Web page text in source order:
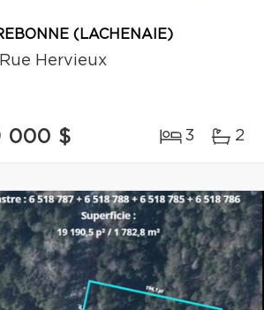
(LACHENAIE)
Hervieux
000 $ 3 2